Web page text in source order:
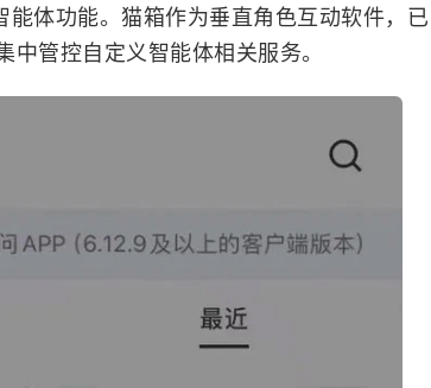
体功能。猫箱作为垂直角色互动软件，已
管控自定义智能体相关服务。